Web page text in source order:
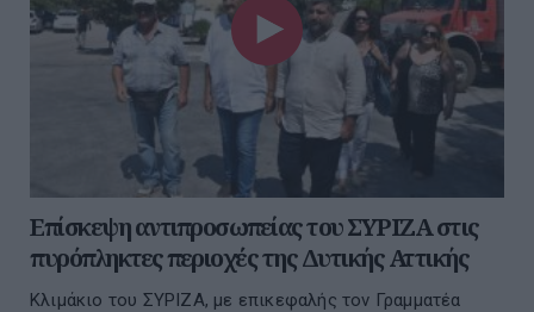
Επίσκεψη αντιπροσωπείας του ΣΥΡΙΖΑ στις
πυρόπληκτες περιοχές της Δυτικής Αττικής
Κλιμάκιο του ΣΥΡΙΖΑ, με επικεφαλής τον Γραμματέα